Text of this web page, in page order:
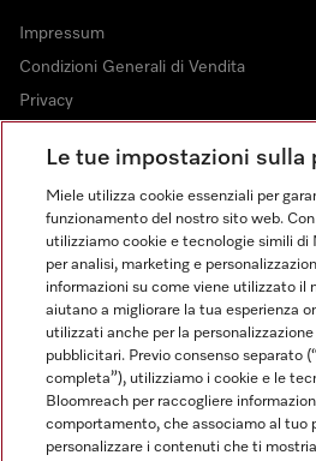
Impressum
Condizioni Generali di Vendita
Privacy
Dichiarazione di Accessibilità
Modulo di recesso
Legge sui servizi digitali
Impostazioni cookie
FINANZIAMENTO FINO A 50 MESI
ZERO
Le tue impostazioni sulla
Miele utilizza cookie essenziali per
funzionamento del nostro sito web.
utilizziamo cookie e tecnologie simili di
per analisi, marketing e
informazioni su come viene utilizzato il
aiutano a migliorare la tua esperienza
utilizzati anche per la
pubblicitari. Previo consenso separato
completa”), utilizziamo i cookie e le
Bloomreach per raccogliere
comportamento, che associamo al tuo
personalizzare i contenuti che ti